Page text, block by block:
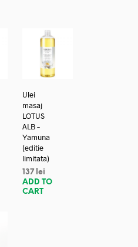
Ulei
masaj
LOTUS
ALB –
Yamuna
(editie
limitata)
137 lei
ADD TO
CART